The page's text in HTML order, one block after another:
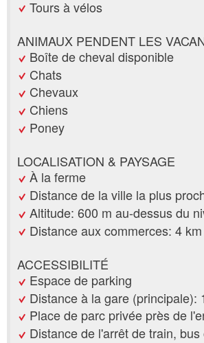
Tours à vélos
ANIMAUX PENDENT LES
Boîte de cheval disponible
Chats
Chevaux
Chiens
Poney
LOCALISATION & PAYSAGE
À la ferme
Distance de la ville la plus
Altitude: 600 m au-dessus du
Distance aux commerces: 4 km
ACCESSIBILITÉ
Espace de parking
Distance à la gare (principale):
Place de parc privée près de
Distance de l'arrêt de train,